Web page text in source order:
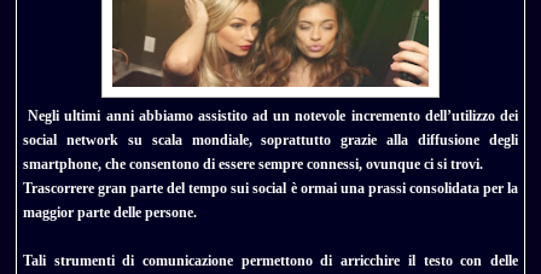
Negli ultimi anni abbiamo assistito ad un notevole incremento dell’utilizzo dei
social network su scala mondiale, soprattutto grazie alla diffusione degli
smartphone, che consentono di essere sempre connessi, ovunque ci si trovi.
Trascorrere gran parte del tempo sui social è ormai una prassi consolidata per la
maggior parte delle persone.
Tali strumenti di comunicazione permettono di arricchire il testo con delle